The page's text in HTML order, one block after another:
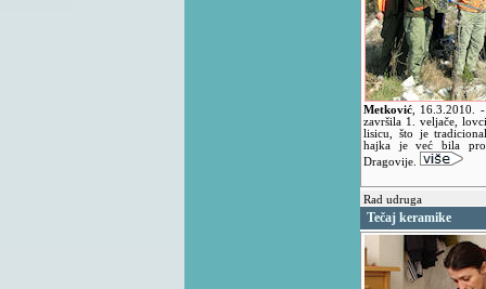
Metković 16.3.2010.
završila 1. veljače,
lisicu, što je
hajka je već bila
Dragovije.
Rad udruga
Tečaj keramike